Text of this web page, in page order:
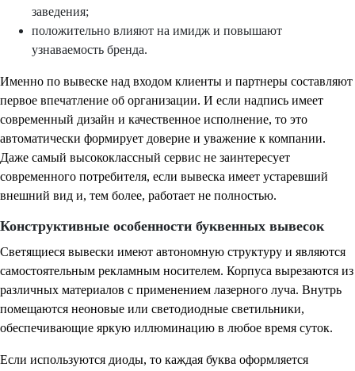
заведения;
положительно влияют на имидж и повышают
узнаваемость бренда.
Именно по вывеске над входом клиенты и партнеры составляют
первое впечатление об организации. И если надпись имеет
современный дизайн и качественное исполнение, то это
автоматически формирует доверие и уважение к компании.
Даже самый высококлассный сервис не заинтересует
современного потребителя, если вывеска имеет устаревший
внешний вид и, тем более, работает не полностью.
Конструктивные особенности буквенных вывесок
Светящиеся вывески имеют автономную структуру и являются
самостоятельным рекламным носителем. Корпуса вырезаются из
различных материалов с применением лазерного луча. Внутрь
помещаются неоновые или светодиодные светильники,
обеспечивающие яркую иллюминацию в любое время суток.
Если используются диоды, то каждая буква оформляется